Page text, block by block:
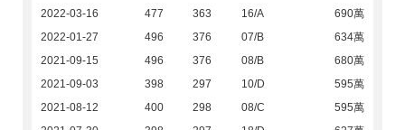
2022-03-16
477 363 16/A
690萬
2022-01-27
496 376 07/B
634萬
2021-09-15
496 376 08/B
680萬
2021-09-03
398 297 10/D
595萬
2021-08-12
400 298 08/C
595萬